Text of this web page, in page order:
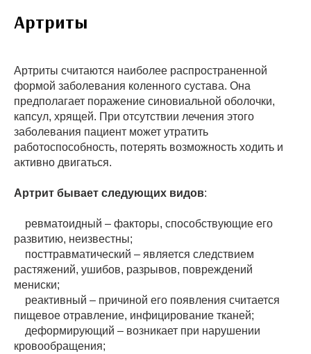
Артриты
Артриты считаются наиболее распространенной
формой заболевания коленного сустава. Она
предполагает поражение синовиальной оболочки,
капсул, хрящей. При отсутствии лечения этого
заболевания пациент может утратить
работоспособность, потерять возможность ходить и
активно двигаться.
Артрит бывает следующих видов:
ревматоидный – факторы, способствующие его
развитию, неизвестны;
посттравматический – является следствием
растяжений, ушибов, разрывов, повреждений
мениски;
реактивный – причиной его появления считается
пищевое отравление, инфицирование тканей;
деформирующий – возникает при нарушении
кровообращения;